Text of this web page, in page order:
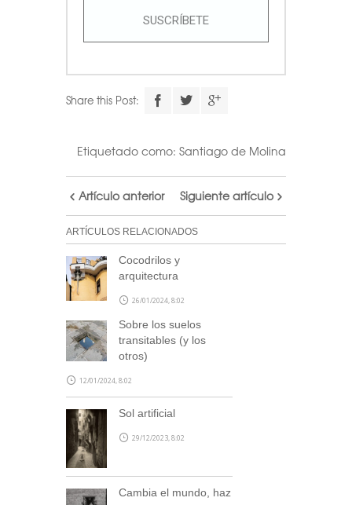
SUSCRÍBETE
Share this Post:
Etiquetado como: Santiago de Molina
Artículo anterior Siguiente artículo
ARTÍCULOS RELACIONADOS
Cocodrilos y
arquitectura
26/01/2024, 8:02
Sobre los suelos
transitables (y los
otros)
12/01/2024, 8:02
Sol artificial
29/12/2023, 8:02
Cambia el mundo, haz